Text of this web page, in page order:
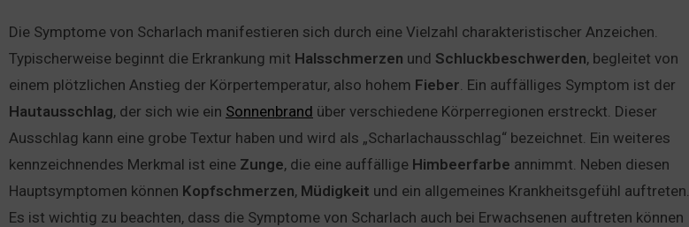
Die Symptome von Scharlach manifestieren sich durch eine Vielzahl charakteristischer Anzeichen.
Typischerweise beginnt die Erkrankung mit Halsschmerzen und Schluckbeschwerden, begleitet von
einem plötzlichen Anstieg der Körpertemperatur, also hohem Fieber. Ein auffälliges Symptom ist der
Hautausschlag, der sich wie ein Sonnenbrand über verschiedene Körperregionen erstreckt. Dieser
Ausschlag kann eine grobe Textur haben und wird als „Scharlachausschlag“ bezeichnet. Ein weiteres
kennzeichnendes Merkmal ist eine Zunge, die eine auffällige Himbeerfarbe annimmt. Neben diesen
Hauptsymptomen können Kopfschmerzen, Müdigkeit und ein allgemeines Krankheitsgefühl auftreten.
Es ist wichtig zu beachten, dass die Symptome von Scharlach auch bei Erwachsenen auftreten können